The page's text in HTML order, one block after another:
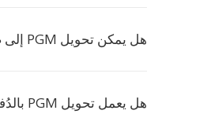
هل يمكن تحويل PGM إلى صيغة ملونة؟
هل يعمل تحويل PGM بالدُفعات على convertio.co؟